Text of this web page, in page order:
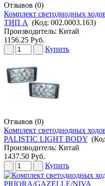
Отзывов (0)
Комплект светодиодных
ТИП А (Код: 002.0003.163)
Производитель: Китай
1156.25 Руб.
Купить
Отзывов (0)
Комплект светодиодных
PALISTIC LIGHT BODY
Производитель: Китай
1437.50 Руб.
Купить